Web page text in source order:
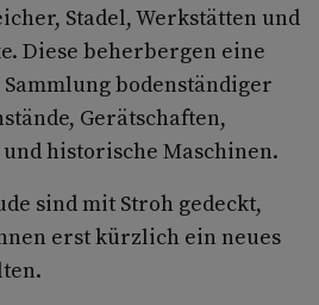
Stadel, Werkstätten und
Diese beherbergen eine
bodenständiger
Gerätschaften,
historische Maschinen.
sind mit Stroh gedeckt,
erst kürzlich ein neues